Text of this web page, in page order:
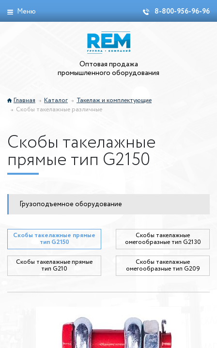
Меню 8-800-956-96-96
Оптовая продажа
промышленного оборудования
Главная Каталог
Такелаж и комплектующие
Скобы такелажные различные
Скобы такелажные
прямые тип G2150
Грузоподъемное оборудование
Скобы такелажные прямые
тип G2150
Скобы такелажные
омегообразные тип G2130
Скобы такелажные прямые
тип G210
Скобы такелажные
омегообразные тип G209